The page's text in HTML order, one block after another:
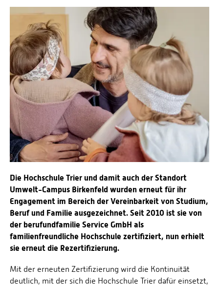
Fuel Cell Centre Rheinland-Pfalz
Nationalparkforschung
P2Broker
Perival
Robotix-Academy
S.U.N.-Projekt
Umweltinformationssysteme
Örtlicher Personalrat
Personensuche
Die Hochschule Trier und damit auch der Standort
Umwelt-Campus Birkenfeld wurden erneut für ihr
Engagement im Bereich der Vereinbarkeit von Studium,
Beruf und Familie ausgezeichnet. Seit 2010 ist sie von
der berufundfamilie Service GmbH als
familienfreundliche Hochschule zertifiziert, nun erhielt
sie erneut die Rezertifizierung.
Mit der erneuten Zertifizierung wird die Kontinuität
deutlich, mit der sich die Hochschule Trier dafür einsetzt,